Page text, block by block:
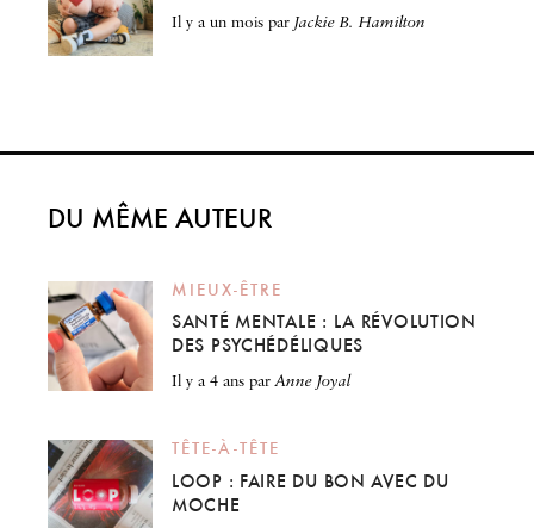
il y a un mois par Jackie B. Hamilton
DU MÊME AUTEUR
MIEUX-ÊTRE
SANTÉ MENTALE : LA RÉVOLUTION
DES PSYCHÉDÉLIQUES
il y a 4 ans parAnne Joyal
TÊTE-À-TÊTE
LOOP : FAIRE DU BON AVEC DU
MOCHE